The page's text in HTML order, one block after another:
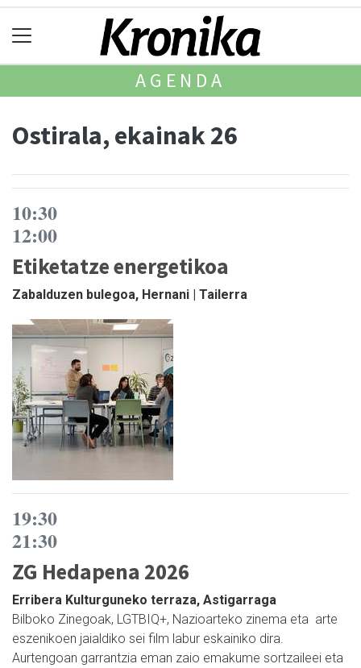
AGENDA
Ostirala, ekainak 26
10:30
12:00
Etiketatze energetikoa
Zabalduzen bulegoa, Hernani | Tailerra
19:30
21:30
ZG Hedapena 2026
Erribera Kulturguneko terraza, Astigarraga
Bilboko Zinegoak, LGTBIQ+, Nazioarteko zinema eta arte
eszenikoen jaialdiko sei film labur eskainiko dira.
Aurtengoan garrantzia eman zaio emakume sortzaileei eta